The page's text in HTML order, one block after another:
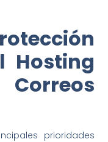
Hosting
prioridades